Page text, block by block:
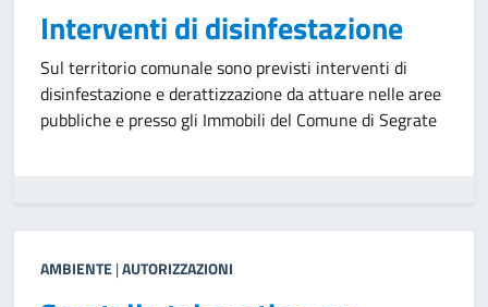
Interventi di disinfestazione
Sul territorio comunale sono previsti interventi di
disinfestazione e derattizzazione da attuare nelle aree
pubbliche e presso gli Immobili del Comune di Segrate
AMBIENTE|AUTORIZZAZIONI